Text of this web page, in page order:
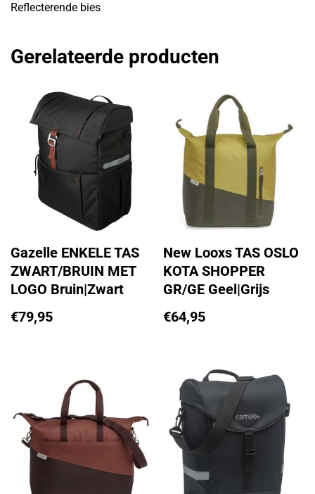
Reflecterende bies
Gerelateerde producten
Gazelle ENKELE TAS
ZWART/BRUIN MET
LOGO Bruin|Zwart
€79,95
New Looxs TAS OSLO
KOTA SHOPPER
GR/GE Geel|Grijs
€64,95